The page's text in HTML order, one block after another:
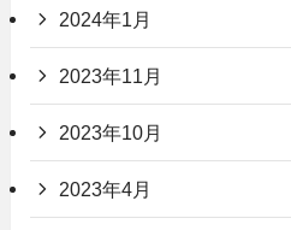
2024年1月
2023年11月
2023年10月
2023年4月